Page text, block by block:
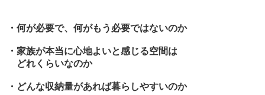
・何が必要で、何がもう必要ではないのか
・家族が本当に心地よいと感じる空間は
どれくらいなのか
・どんな収納量があれば暮らしやすいのか